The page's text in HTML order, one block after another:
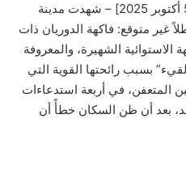
[تاريخ النشر: 5 أكتوبر 2025] – شهدت مدينة
غير متوقع: فاكهة الدوريان ذات
الاستوائية الشهيرة، والمعروفة
بسبب رائحتها القوية التي
المتعفن، في أربعة استدعاءات
بعد أن ظن السكان خطأً أن